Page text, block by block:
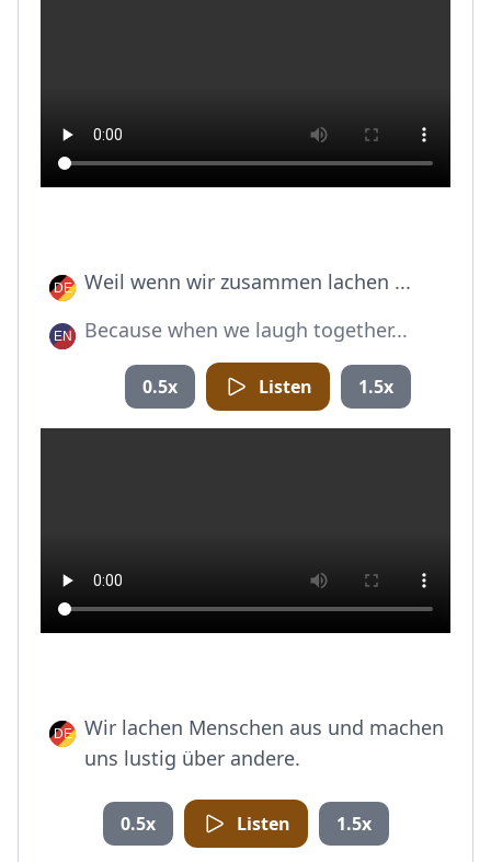
Weil wenn wir zusammen lachen ...
Because when we laugh together...
0.5x Listen 1.5x
Wir lachen Menschen aus und machen
uns lustig über andere.
0.5x Listen 1.5x